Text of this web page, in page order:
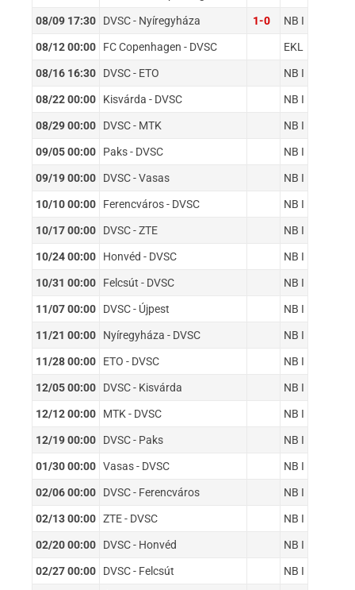
08/09 17:30 DVSC - Nyíregyháza 1-0 NB I
08/12 00:00 FC Copenhagen - DVSC EKL
08/16 16:30 DVSC - ETO NB I
08/22 00:00 Kisvárda - DVSC NB I
08/29 00:00 DVSC - MTK NB I
09/05 00:00 Paks - DVSC NB I
09/19 00:00 DVSC - Vasas NB I
10/10 00:00 Ferencváros - DVSC NB I
10/17 00:00 DVSC - ZTE NB I
10/24 00:00 Honvéd - DVSC NB I
10/31 00:00 Felcsút - DVSC NB I
11/07 00:00 DVSC - Újpest NB I
11/21 00:00 Nyíregyháza - DVSC NB I
11/28 00:00 ETO - DVSC NB I
12/05 00:00 DVSC - Kisvárda NB I
12/12 00:00 MTK - DVSC NB I
12/19 00:00 DVSC - Paks NB I
01/30 00:00 Vasas - DVSC NB I
02/06 00:00 DVSC - Ferencváros NB I
02/13 00:00 ZTE - DVSC NB I
02/20 00:00 DVSC - Honvéd NB I
02/27 00:00 DVSC - Felcsút NB I